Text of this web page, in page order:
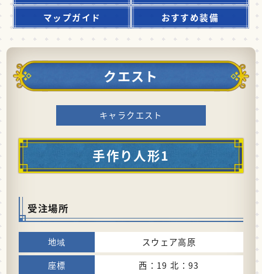
マップガイド
おすすめ装備
クエスト
キャラクエスト
手作り人形1
受注場所
スウェア高原
西：19 北：93